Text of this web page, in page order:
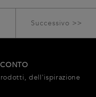
Successivo >>
dell'ispirazione